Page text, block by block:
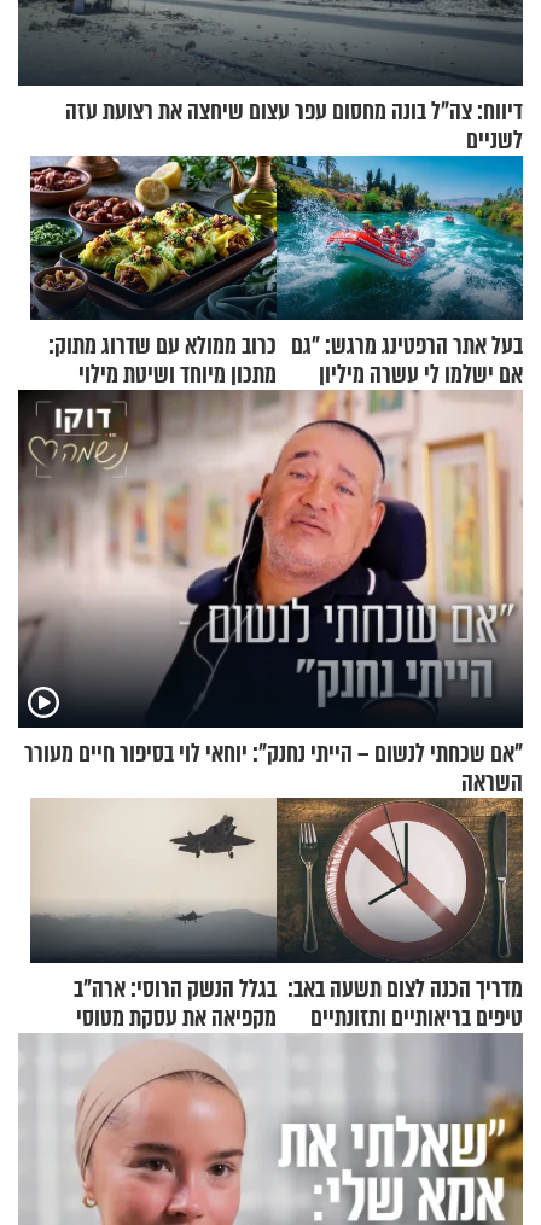
דיווח: צה"ל בונה מחסום עפר עצום שיחצה את רצועת עזה
לשניים
בעל אתר הרפטינג מרגש: "גם
אם ישלמו לי עשרה מיליון
שקלים - לא אפתח בשבת"
כרוב ממולא עם שדרוג מתוק:
מתכון מיוחד ושיטת מילוי
שאתם חייבים לנסות
"אם שכחתי לנשום – הייתי נחנק": יוחאי לוי בסיפור חיים מעורר
השראה
מדריך הכנה לצום תשעה באב:
טיפים בריאותיים ותזונתיים
בגלל הנשק הרוסי: ארה"ב
מקפיאה את עסקת מטוסי
הקרב לטורקיה